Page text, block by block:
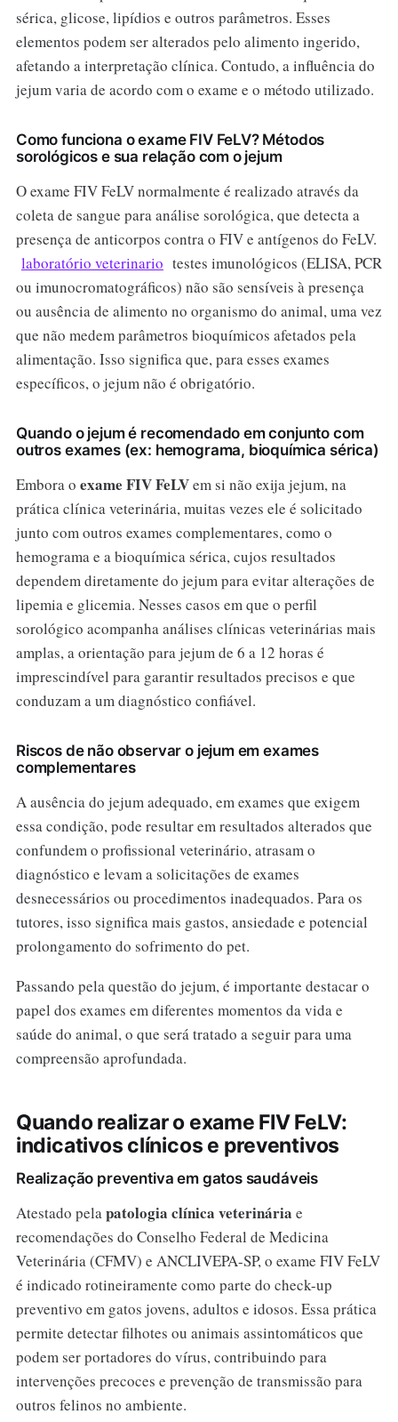
sérica, glicose, lipídios e outros parâmetros. Esses
elementos podem ser alterados pelo alimento ingerido,
afetando a interpretação clínica. Contudo, a influência do
jejum varia de acordo com o exame e o método utilizado.
Como funciona o exame FIV FeLV? Métodos
sorológicos e sua relação com o jejum
O exame FIV FeLV normalmente é realizado através da
coleta de sangue para análise sorológica, que detecta a
presença de anticorpos contra o FIV e antígenos do FeLV.
laboratório veterinario testes imunológicos (ELISA, PCR
ou imunocromatográficos) não são sensíveis à presença
ou ausência de alimento no organismo do animal, uma vez
que não medem parâmetros bioquímicos afetados pela
alimentação. Isso significa que, para esses exames
específicos, o jejum não é obrigatório.
Quando o jejum é recomendado em conjunto com
outros exames (ex: hemograma, bioquímica sérica)
Embora o exame FIV FeLVem si não exija jejum, na
prática clínica veterinária, muitas vezes ele é solicitado
junto com outros exames complementares, como o
hemograma e a bioquímica sérica, cujos resultados
dependem diretamente do jejum para evitar alterações de
lipemia e glicemia. Nesses casos em que o perfil
sorológico acompanha análises clínicas veterinárias mais
amplas, a orientação para jejum de 6 a 12 horas é
imprescindível para garantir resultados precisos e que
conduzam a um diagnóstico confiável.
Riscos de não observar o jejum em exames
complementares
A ausência do jejum adequado, em exames que exigem
essa condição, pode resultar em resultados alterados que
confundem o profissional veterinário, atrasam o
diagnóstico e levam a solicitações de exames
desnecessários ou procedimentos inadequados. Para os
tutores, isso significa mais gastos, ansiedade e potencial
prolongamento do sofrimento do pet.
Passando pela questão do jejum, é importante destacar o
papel dos exames em diferentes momentos da vida e
saúde do animal, o que será tratado a seguir para uma
compreensão aprofundada.
Quando realizar o exame FIV FeLV:
indicativos clínicos e preventivos
Realização preventiva em gatos saudáveis
Atestado pelapatologia clínica veterinária e
recomendações do Conselho Federal de Medicina
Veterinária (CFMV) e ANCLIVEPA-SP, o exame FIV FeLV
é indicado rotineiramente como parte do check-up
preventivo em gatos jovens, adultos e idosos. Essa prática
permite detectar filhotes ou animais assintomáticos que
podem ser portadores do vírus, contribuindo para
intervenções precoces e prevenção de transmissão para
outros felinos no ambiente.